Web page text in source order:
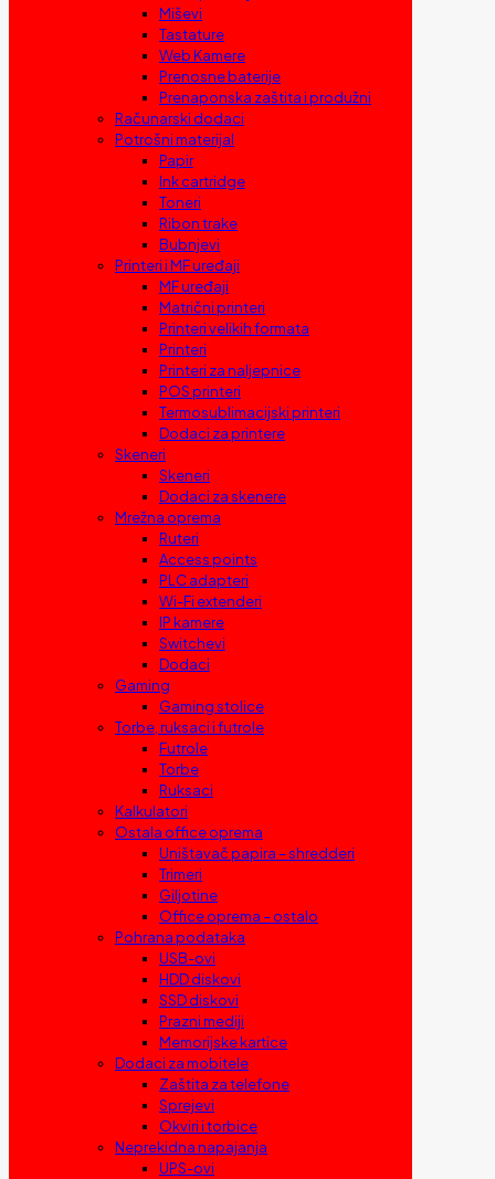
Miševi
Tastature
Web Kamere
Prenosne baterije
Prenaponska zaštita i produžni
Računarski dodaci
Potrošni materijal
Papir
Ink cartridge
Toneri
Ribon trake
Bubnjevi
Printeri i MF uređaji
MF uređaji
Matrični printeri
Printeri velikih formata
Printeri
Printeri za naljepnice
POS printeri
Termosublimacijski printeri
Dodaci za printere
Skeneri
Skeneri
Dodaci za skenere
Mrežna oprema
Ruteri
Access points
PLC adapteri
Wi-Fi extenderi
IP kamere
Switchevi
Dodaci
Gaming
Gaming stolice
Torbe, ruksaci i futrole
Futrole
Torbe
Ruksaci
Kalkulatori
Ostala office oprema
Uništavač papira – shredderi
Trimeri
Giljotine
Office oprema – ostalo
Pohrana podataka
USB-ovi
HDD diskovi
SSD diskovi
Prazni mediji
Memorijske kartice
Dodaci za mobitele
Zaštita za telefone
Sprejevi
Okviri i torbice
Neprekidna napajanja
UPS-ovi